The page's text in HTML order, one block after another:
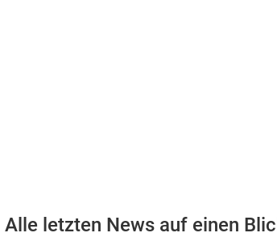
Alle letzten News auf einen